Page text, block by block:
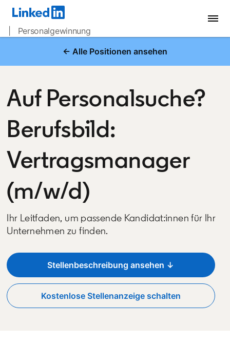
| Personalgewinnung
← Alle Positionen ansehen
Auf Personalsuche?
Berufsbild:
Vertragsmanager
(m/w/d)
Ihr Leitfaden, um passende Kandidat:innen für Ihr
Unternehmen zu finden.
Stellenbeschreibung ansehen ↓
Kostenlose Stellenanzeige schalten
opens in a new tab